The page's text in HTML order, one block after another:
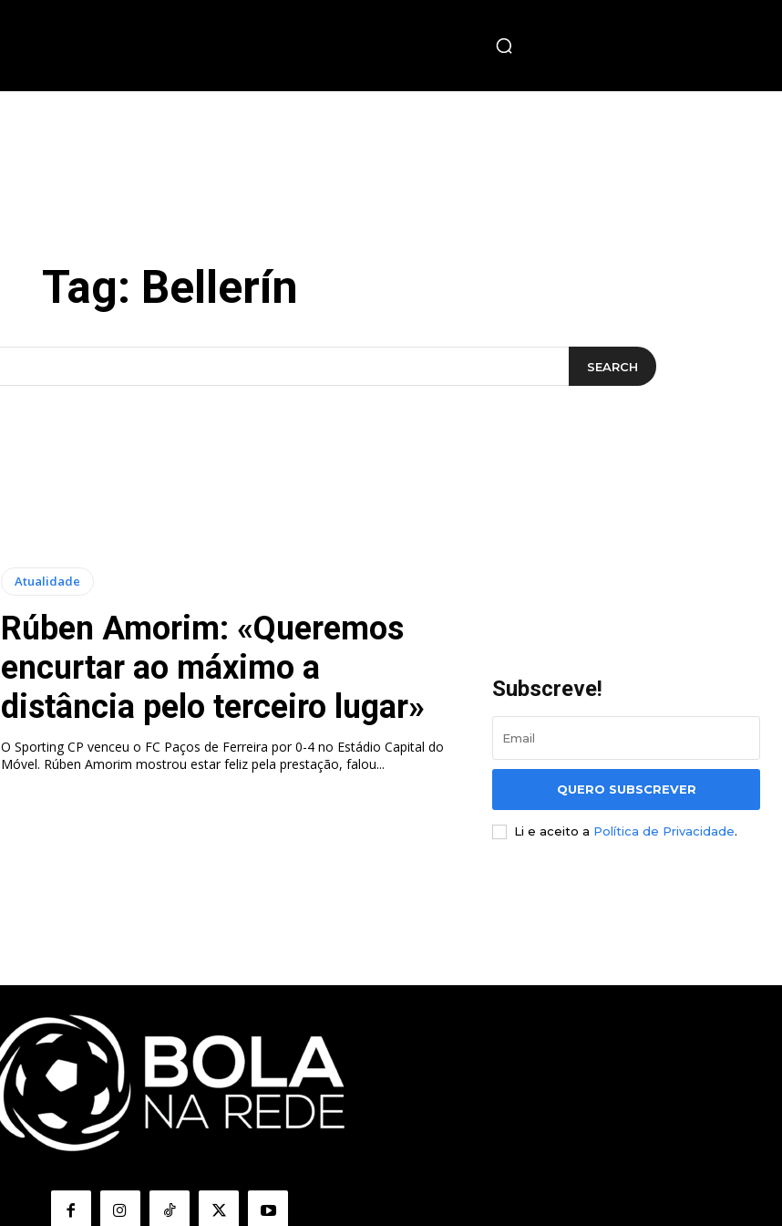
Tag: Bellerín
SEARCH
Atualidade
Rúben Amorim: «Queremos
encurtar ao máximo a
distância pelo terceiro lugar»
O Sporting CP venceu o FC Paços de Ferreira por 0-4 no Estádio Capital do
Móvel. Rúben Amorim mostrou estar feliz pela prestação, falou...
Subscreve!
QUERO SUBSCREVER
Li e aceito a Política de Privacidade.